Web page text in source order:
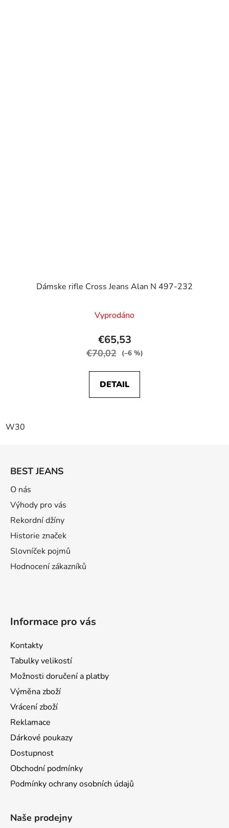
Dámske rifle Cross Jeans Alan N 497-232
Vyprodáno
€65,53
€70,02 (–6 %)
DETAIL
W30
BEST JEANS
O nás
Výhody pro vás
Rekordní džíny
Historie značek
Slovníček pojmů
Hodnocení zákazníků
Informace pro vás
Kontakty
Tabulky velikostí
Možnosti doručení a platby
Výměna zboží
Vrácení zboží
Reklamace
Dárkové poukazy
Dostupnost
Obchodní podmínky
Podmínky ochrany osobních údajů
Naše prodejny